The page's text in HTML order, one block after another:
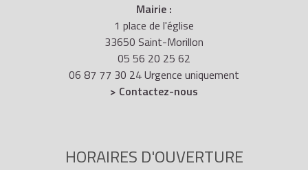
Mairie :
1 place de l'église
33650 Saint-Morillon
05 56 20 25 62
06 87 77 30 24 Urgence uniquement
> Contactez-nous
HORAIRES D'OUVERTURE